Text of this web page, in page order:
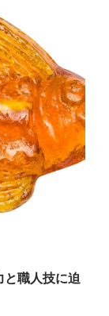
と職人技に迫